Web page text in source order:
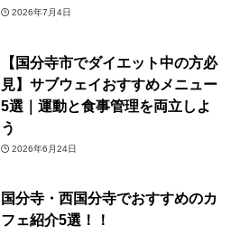
2026年7月4日
【国分寺市でダイエット中の方必
見】サブウェイおすすめメニュー
5選｜運動と食事管理を両立しよ
う
2026年6月24日
国分寺・西国分寺でおすすめのカ
フェ紹介5選！！